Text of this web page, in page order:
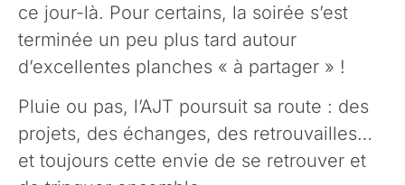
ce jour-là. Pour certains, la soirée s’est
terminée un peu plus tard autour
d’excellentes planches « à partager » !
Pluie ou pas, l’AJT poursuit sa route : des
projets, des échanges, des retrouvailles…
et toujours cette envie de se retrouver et